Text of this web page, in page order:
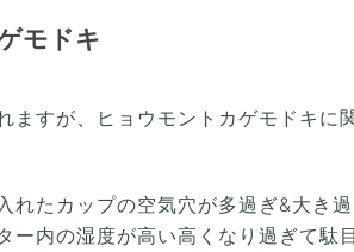
モドキ
ますが、ヒョウモントカゲモドキ
れたカップの空気穴が多過ぎ&大き過
ー内の湿度が高い高くなり過ぎて駄